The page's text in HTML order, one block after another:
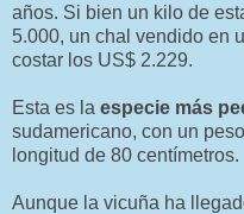
años. Si bien un kilo de
5.000, un chal vendido en
costar los US$ 2.229.
Esta es la especie más
sudamericano, con un
longitud de 80 centímetros.
Aunque la vicuña ha